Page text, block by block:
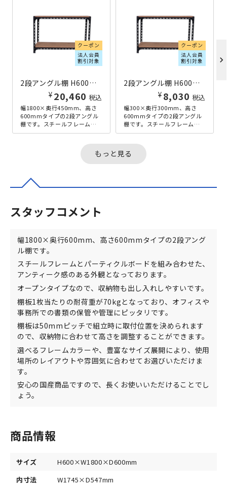
クーポン
法人会員
割引対象
2段アングル棚 H600×W1800×D450 ブラック
¥ 20,460 税込
幅1800×奥行450mm、高さ
600mmタイプの2段アングル
棚です。スチールフレームと
パーティクルボードを組み合
クーポン
法人会員
割引対象
2段アングル棚 H600×W300×D300 ブラック
¥ 8,030 税込
幅300×奥行300mm、高さ
600mmタイプの2段アングル
棚です。スチールフレームと
パーティクルボードを組み合
chevron_right
もっと見る
スタッフコメント
幅1800×奥行600mm、高さ600mmタイプの2段アング
ル棚です。
スチールフレームとパーティクルボードを組み合わせた、
アンティーク感のある外観となっております。
オープンタイプなので、収納物も出し入れしやすいです。
棚板1枚当たりの耐荷重が70kgとなっており、オフィスや
事務所での書類の保管や管理にピッタリです。
棚板は50mmピッチで組立時に取付位置を決められます
ので、収納物に合わせて高さを調整することができます。
選べるフレームカラーや、豊富なサイズ展開により、使用
場所のレイアウトや雰囲気に合わせてお選びいただけま
す。
安心の国産商品ですので、長くお使いいただけることでし
ょう。
商品情報
サイズ
H600×W1800×D600mm
内寸法
W1745×D547mm